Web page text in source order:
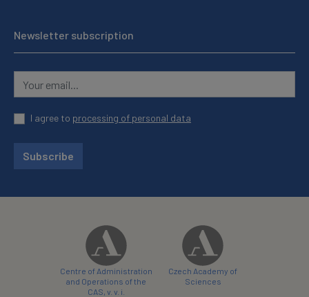
Newsletter subscription
I agree to processing of personal data
Subscribe
Centre of Administration
and Operations of the
CAS, v. v. i.
Czech Academy of
Sciences